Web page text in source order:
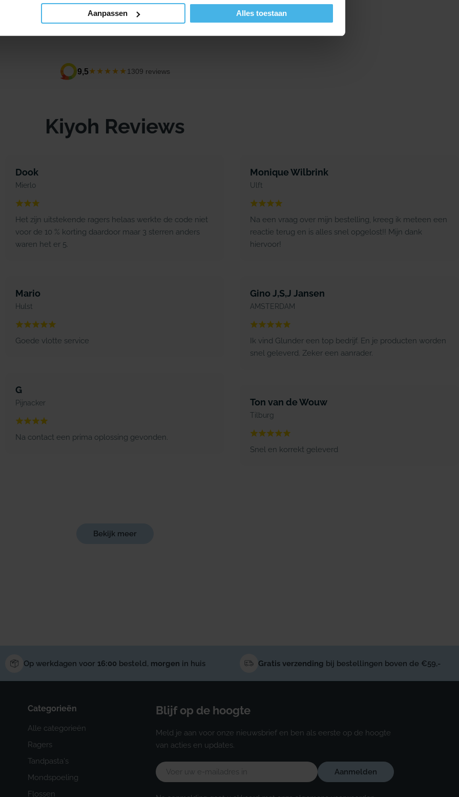
Aanpassen Alles toestaan
tandpasta’s en mondspoelingen.
9,5★★★★★1309 reviews
Kiyoh Reviews
Dook
Mierlo
Het zijn uitstekende ragers helaas werkte de code niet
voor de 10 % korting daardoor maar 3 sterren anders
waren het er 5.
Monique Wilbrink
Ulft
Na een vraag over mijn bestelling, kreeg ik meteen een
reactie terug en is alles snel opgelost!! Mijn dank
hiervoor!
Mario
Hulst
Goede vlotte service
Gino J,S,J Jansen
AMSTERDAM
Ik vind Glunder een top bedrijf. En je producten worden
snel geleverd. Zeker een aanrader.
G
Pijnacker
Na contact een prima oplossing gevonden.
Ton van de Wouw
Tilburg
Snel en korrekt geleverd
Bekijk meer
Op werkdagen voor 16:00 besteld, morgen in huis Gratis verzending bij bestellingen boven de €59,-
Categorieën
Alle categorieën
Ragers
Tandpasta's
Mondspoeling
Flossen
Blijf op de hoogte
Meld je aan voor onze nieuwsbrief en ben als eerste op de hoogte
van acties en updates.
E-
mail
Aanmelden